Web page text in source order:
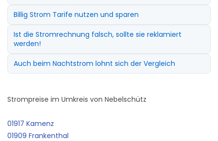
Billig Strom Tarife nutzen und sparen
Ist die Stromrechnung falsch, sollte sie reklamiert
werden!
Auch beim Nachtstrom lohnt sich der Vergleich
Strompreise im Umkreis von Nebelschütz
01917 Kamenz
01909 Frankenthal